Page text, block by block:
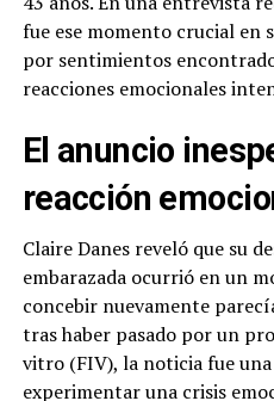
fue ese momento crucial en
por sentimientos
reacciones emocionales
El anuncio
reacción
Claire Danes reveló que su
embarazada ocurrió en un
concebir nuevamente
tras haber pasado por un
vitro (FIV), la noticia fue
experimentar una crisis